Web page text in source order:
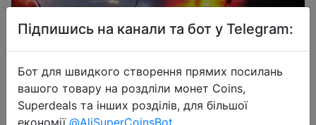
Підпишись на канали та бот у Telegram:
Бот для швидкого створення прямих посилань
вашого товару на роздліли монет Coins,
Superdeals та інших розділів, для більшої
економії @AliSuperCoinsBot